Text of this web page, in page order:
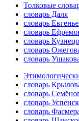
Толковые
словарь Даля
словарь
словарь
словарь
словарь
словарь
словарь
словарь
словарь
словарь